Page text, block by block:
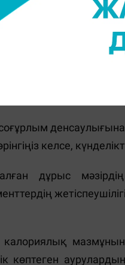
келсе,
дұрыс
калориялық
көптеген